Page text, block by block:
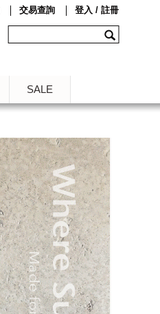
SALE
交易查詢 登入 / 註冊